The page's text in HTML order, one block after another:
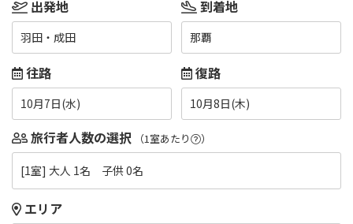
出発地
羽田・成田
到着地
那覇
往路
10月7日(水)
復路
10月8日(木)
旅行者人数の選択 （1室あたり ）
[1室] 大人 1名 子供 0名
エリア